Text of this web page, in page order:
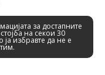
за достапните
на секои 30
избравте да не е